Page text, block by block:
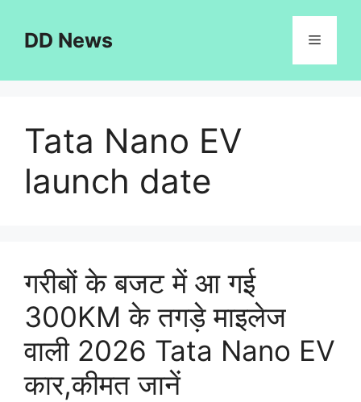
contentDD News Menu
Tata Nano EV
launch date
गरीबों के बजट में आ गई
300KM के तगड़े माइलेज
वाली 2026 Tata Nano EV
कार,कीमत जानें